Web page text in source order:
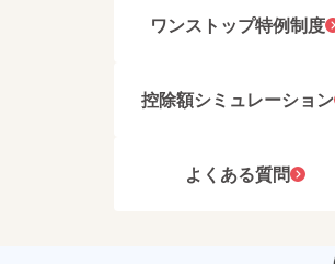
ワンストップ特例制度
控除額シミュレーション
よくある質問